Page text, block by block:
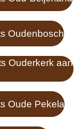
Oudenbosch
Ouderkerk aan
Oude Pekela